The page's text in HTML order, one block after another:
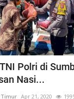
Polri di
Nasi...
Timur Apr 21, 2020